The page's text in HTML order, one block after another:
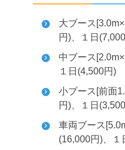
大ブース
円)、１日
中ブース
１日(4,500円)
小ブース[前面
円)、１日
車両ブース
(16,000円)、１